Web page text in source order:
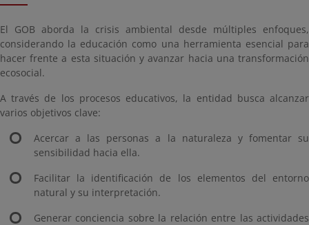
El GOB aborda la crisis ambiental desde múltiples enfoques,
considerando la educación como una herramienta esencial para
hacer frente a esta situación y avanzar hacia una transformación
ecosocial.
A través de los procesos educativos, la entidad busca alcanzar
varios objetivos clave:
Acercar a las personas a la naturaleza y fomentar su
sensibilidad hacia ella.
Facilitar la identificación de los elementos del entorno
natural y su interpretación.
Generar conciencia sobre la relación entre las actividades